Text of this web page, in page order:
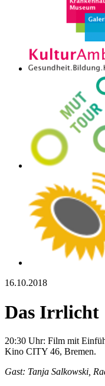
16.10.2018
Das Irrlicht
20:30 Uhr: Film mit
Kino CITY 46, Bremen.
Gast: Tanja Salkowski,